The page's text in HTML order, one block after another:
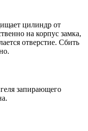
цилиндр от
на корпус замка,
отверстие. Сбить
запирающего